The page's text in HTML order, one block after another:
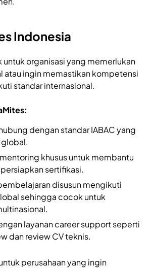
Indonesia
organisasi yang memerlukan
atau ingin memastikan kompetensi
standar internasional.
dengan standar IABAC yang
khusus untuk membantu
sertifikasi.
disusun mengikuti
sehingga cocok untuk
layanan career support seperti
dan review CV teknis.
perusahaan yang ingin